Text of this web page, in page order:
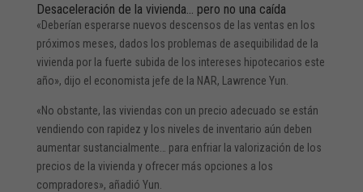
Desaceleración de la vivienda… pero no una caída
«Deberían esperarse nuevos descensos de las ventas en los
próximos meses, dados los problemas de asequibilidad de la
vivienda por la fuerte subida de los intereses hipotecarios este
año», dijo el economista jefe de la NAR, Lawrence Yun.
«No obstante, las viviendas con un precio adecuado se están
vendiendo con rapidez y los niveles de inventario aún deben
aumentar sustancialmente… para enfriar la valorización de los
precios de la vivienda y ofrecer más opciones a los
compradores», añadió Yun.